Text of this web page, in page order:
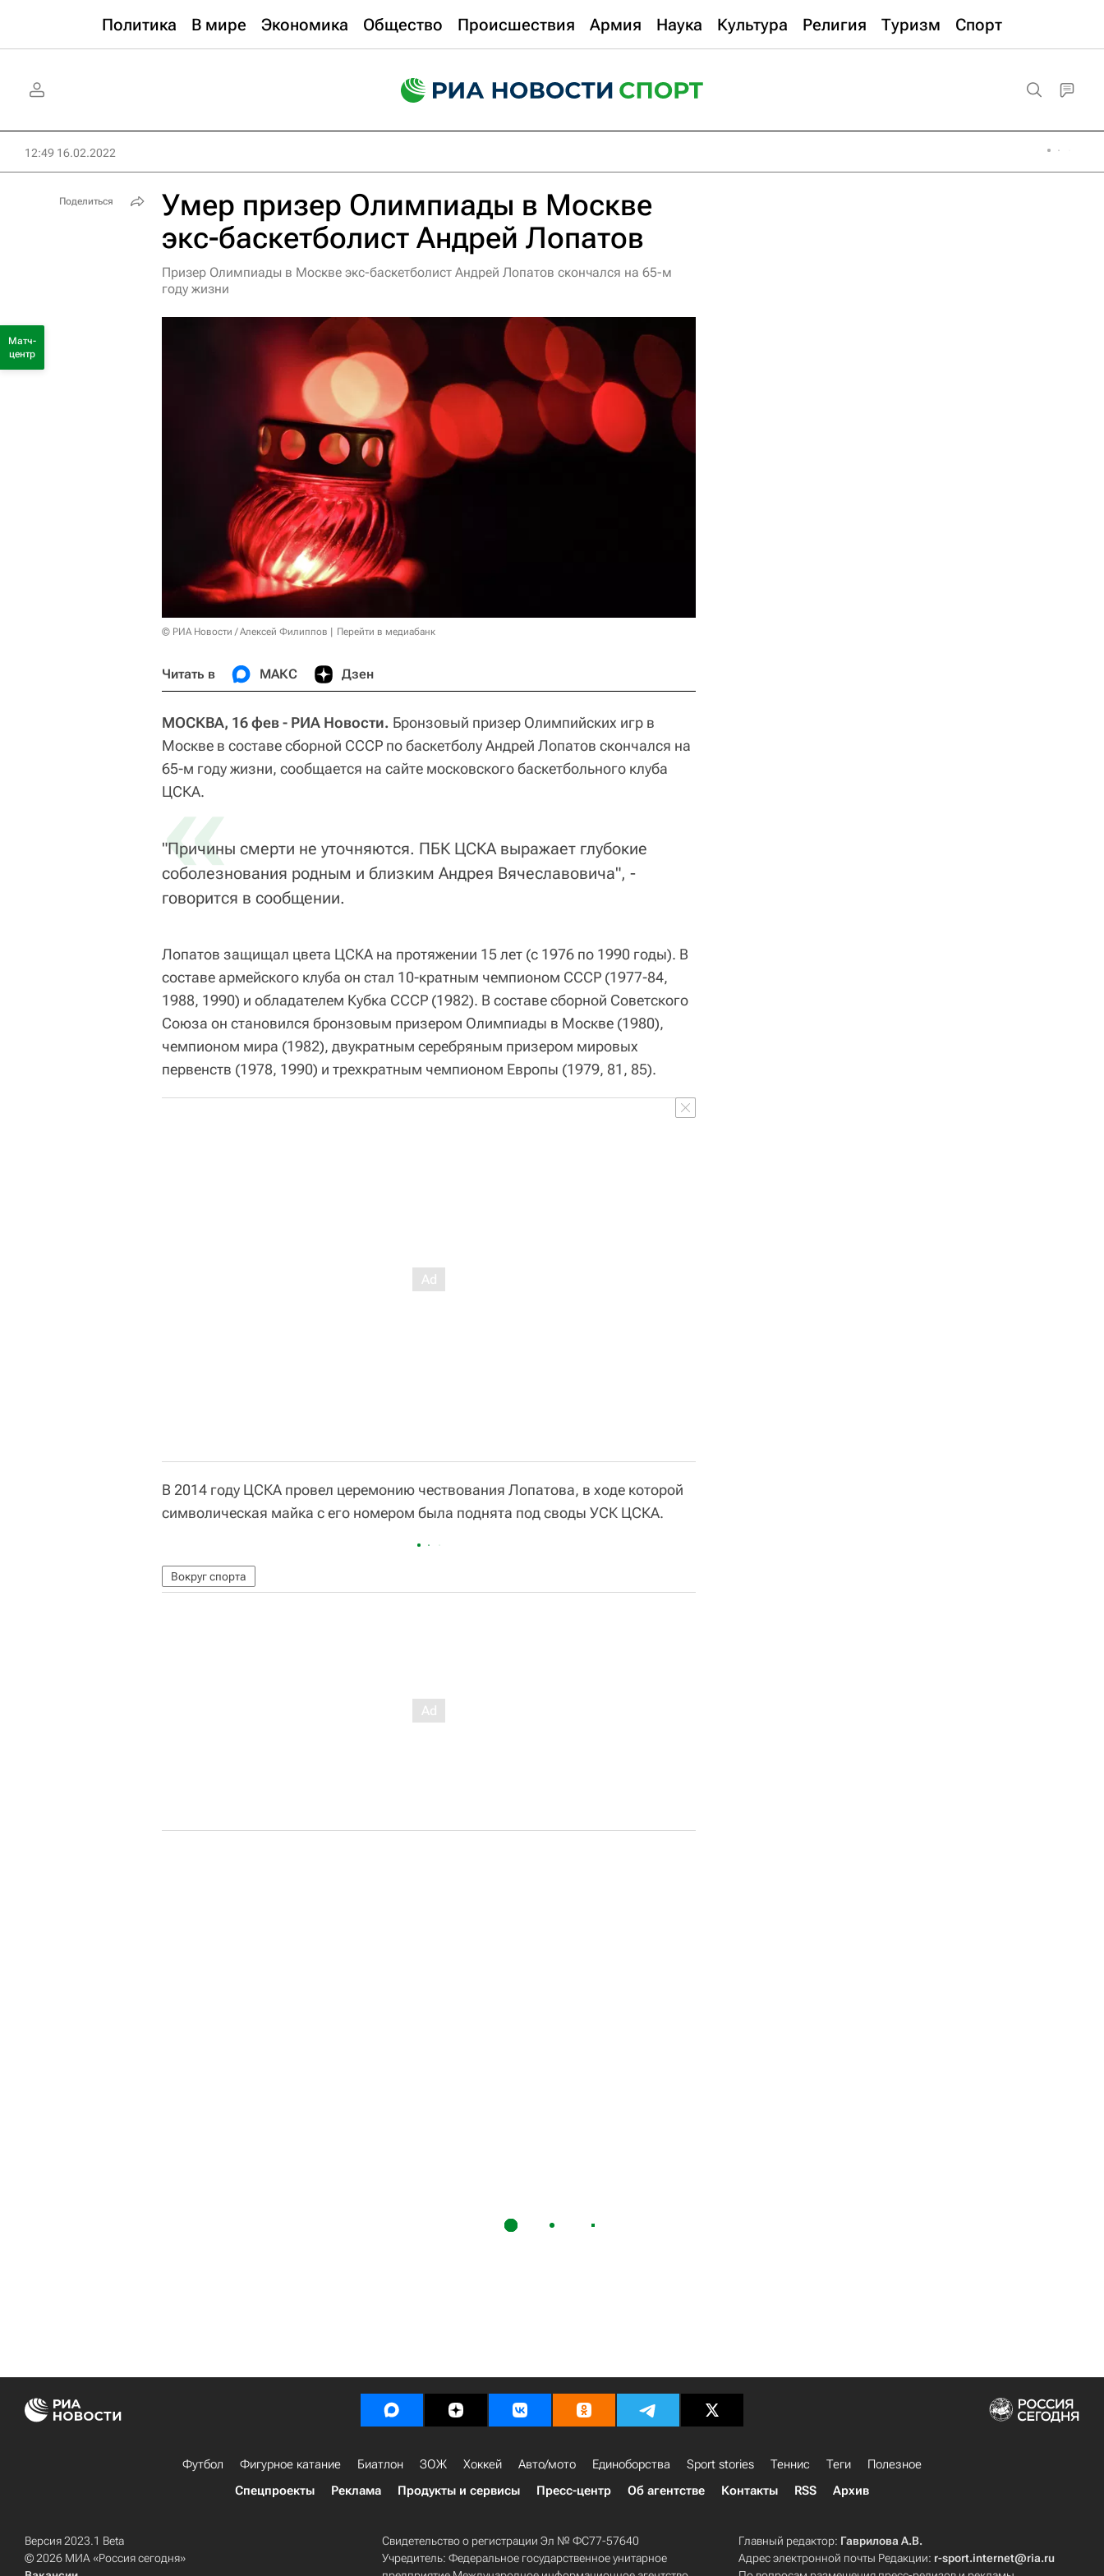
Политика В мире Экономика Общество Происшествия Армия Наука Культура Религия Туризм Спорт
12:49 16.02.2022
Умер призер Олимпиады в Москве
экс-баскетболист Андрей Лопатов
Призер Олимпиады в Москве экс-баскетболист Андрей Лопатов скончался на 65-м
году жизни
© РИА Новости / Алексей Филиппов Перейти в медиабанк
Читать в МАКС Дзен
МОСКВА, 16 фев - РИА Новости. Бронзовый призер Олимпийских игр в
Москве в составе сборной СССР по баскетболу Андрей Лопатов скончался на
65-м году жизни, сообщается на сайте московского баскетбольного клуба
ЦСКА.
«
"Причины смерти не уточняются. ПБК ЦСКА выражает глубокие
соболезнования родным и близким Андрея Вячеславовича", -
говорится в сообщении.
Лопатов защищал цвета ЦСКА на протяжении 15 лет (с 1976 по 1990 годы). В
составе армейского клуба он стал 10-кратным чемпионом СССР (1977-84,
1988, 1990) и обладателем Кубка СССР (1982). В составе сборной Советского
Союза он становился бронзовым призером Олимпиады в Москве (1980),
чемпионом мира (1982), двукратным серебряным призером мировых
первенств (1978, 1990) и трехкратным чемпионом Европы (1979, 81, 85).
В 2014 году ЦСКА провел церемонию чествования Лопатова, в ходе которой
символическая майка с его номером была поднята под своды УСК ЦСКА.
Вокруг спорта
Поделиться
Матч-
центр
Футбол Фигурное катание Биатлон ЗОЖ Хоккей Авто/мото Единоборства Sport stories Теннис Теги
Полезное
Спецпроекты
Реклама Продукты и сервисы Пресс-центр Об агентстве Контакты RSS Архив
Версия 2023.1 Beta
© 2026 МИА «Россия сегодня»
Свидетельство о регистрации Эл № ФС77-57640
Учредитель: Федеральное государственное унитарное
Главный редактор: Гаврилова А.В.
Адрес электронной почты Редакции: r-sport.internet@ria.ru